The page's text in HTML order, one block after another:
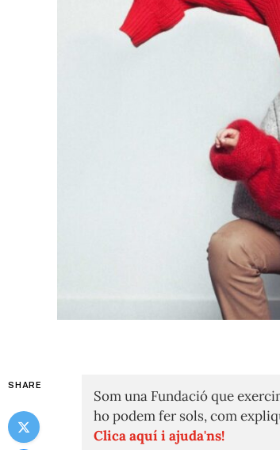
SHARE
Som una Fundació que
ho podem fer sols, com
Clica aquí i ajuda'ns!